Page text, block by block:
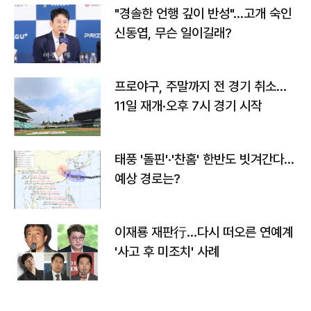
"경솔한 언행 깊이 반성"…고개 숙인
신동엽, 무슨 일이길래?
프로야구, 주말까지 전 경기 취소…
11일 재개·오후 7시 경기 시작
태풍 '돌핀'·'찬홈' 한반도 빗겨간다…
예상 경로는?
이재룡 재판行…다시 떠오른 연예계
'사고 후 미조치' 사례